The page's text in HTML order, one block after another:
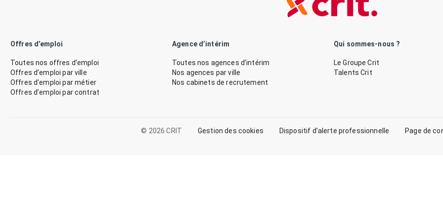
Offres d’emploi
Toutes nos offres d’emploi
Offres d’emploi par ville
Offres d’emploi par métier
Offres d’emploi par contrat
Agence d’intérim
Toutes nos agences d’intérim
Nos agences par ville
Nos cabinets de recrutement
Qui sommes-nous ?
Le Groupe Crit
Talents Crit
© 2026 CRIT Gestion des cookies Dispositif d’alerte professionnelle Page de